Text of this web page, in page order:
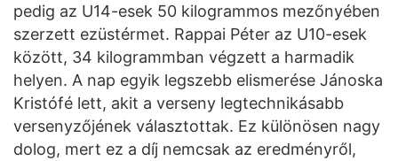
pedig az U14-esek 50 kilogrammos mezőnyében
szerzett ezüstérmet. Rappai Péter az U10-esek
között, 34 kilogrammban végzett a harmadik
helyen. A nap egyik legszebb elismerése Jánoska
Kristófé lett, akit a verseny legtechnikásabb
versenyzőjének választottak. Ez különösen nagy
dolog, mert ez a díj nemcsak az eredményről,